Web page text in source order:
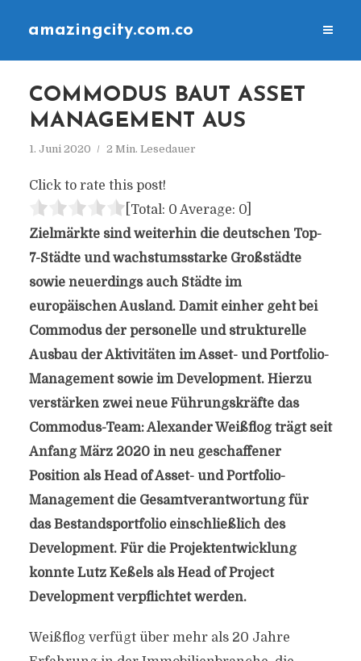
amazingcity.com.co
COMMODUS BAUT ASSET
MANAGEMENT AUS
1. Juni 2020 2 Min. Lesedauer
Click to rate this post!
[Total: 0 Average: 0]
Zielmärkte sind weiterhin die deutschen Top-
7-Städte und wachstumsstarke Großstädte
sowie neuerdings auch Städte im
europäischen Ausland. Damit einher geht bei
Commodus der personelle und strukturelle
Ausbau der Aktivitäten im Asset- und Portfolio-
Management sowie im Development. Hierzu
verstärken zwei neue Führungskräfte das
Commodus-Team: Alexander Weißflog trägt seit
Anfang März 2020 in neu geschaffener
Position als Head of Asset- und Portfolio-
Management die Gesamtverantwortung für
das Bestandsportfolio einschließlich des
Development. Für die Projektentwicklung
konnte Lutz Keßels als Head of Project
Development verpflichtet werden.
Weißflog verfügt über mehr als 20 Jahre